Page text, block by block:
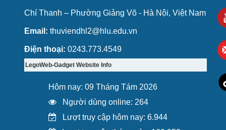
Chí Thanh – Phường Giảng Võ - Hà Nội, Việt Nam
Email: thuviendhl2@hlu.edu.vn
Điện thoại: 0243.773.4549
LegoWeb-Gadget Website Info
Hôm nay: 09 Tháng Tám 2026
Người dùng online: 264
Lượt truy cập hôm nay: 6.944